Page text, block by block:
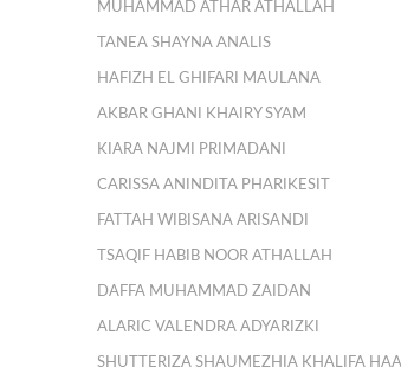
MUHAMMAD ATHAR ATHALLAH
TANEA SHAYNA ANALIS
HAFIZH EL GHIFARI MAULANA
AKBAR GHANI KHAIRY SYAM
KIARA NAJMI PRIMADANI
CARISSA ANINDITA PHARIKESIT
FATTAH WIBISANA ARISANDI
TSAQIF HABIB NOOR ATHALLAH
DAFFA MUHAMMAD ZAIDAN
ALARIC VALENDRA ADYARIZKI
SHUTTERIZA SHAUMEZHIA KHALIFA